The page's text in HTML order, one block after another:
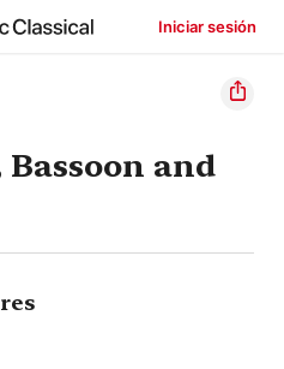
Iniciar sesión
and